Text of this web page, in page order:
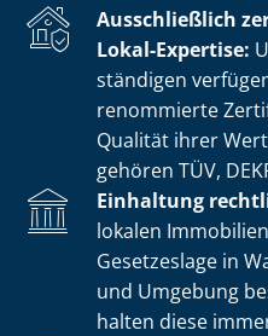
Ausschließlich
Lokal-Expertise:
stän­di­gen
renommierte
Qualität ihrer
gehören TÜV,
Einhaltung
lokalen
Gesetzeslage in
und Umgebung
halten diese